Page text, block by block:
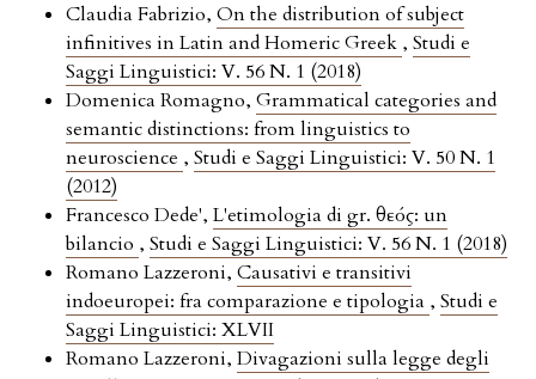
Claudia Fabrizio, On the distribution of subject
infinitives in Latin and Homeric Greek , Studi e
Saggi Linguistici: V. 56 N. 1 (2018)
Domenica Romagno, Grammatical categories and
semantic distinctions: from linguistics to
neuroscience , Studi e Saggi Linguistici: V. 50 N. 1
(2012)
Francesco Dede', L'etimologia di gr. θεός: un
bilancio , Studi e Saggi Linguistici: V. 56 N. 1 (2018)
Romano Lazzeroni, Causativi e transitivi
indoeuropei: fra comparazione e tipologia , Studi e
Saggi Linguistici: XLVII
Romano Lazzeroni, Divagazioni sulla legge degli